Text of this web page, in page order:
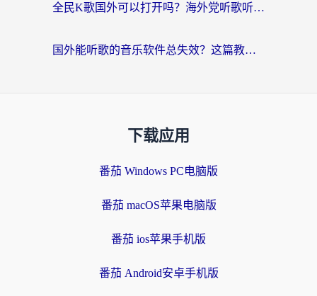
全民K歌国外可以打开吗？海外党听歌听书无限制的实用指南
国外能听歌的音乐软件总失效？这篇教你怎么在海外流畅听网易云
下载应用
番茄 Windows PC电脑版
番茄 macOS苹果电脑版
番茄 ios苹果手机版
番茄 Android安卓手机版